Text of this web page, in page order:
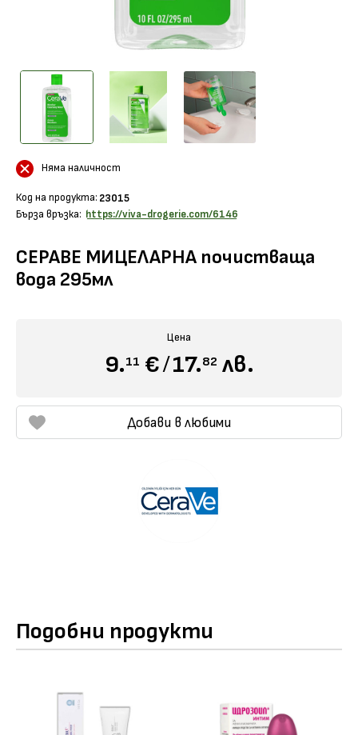
Няма наличност
Код на продукта: 23015
Бърза връзка: https://viva-drogerie.com/6146
СЕРАВЕ МИЦЕЛАРНА почистваща
вода 295мл
Научи повече
Цена
9.11 €/17.82 лв.
Добави в любими
Подобни продукти